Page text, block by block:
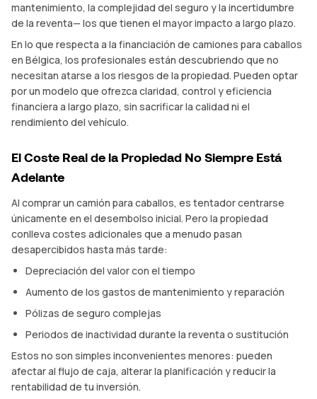
mantenimiento, la complejidad del seguro y la incertidumbre
de la reventa— los que tienen el mayor impacto a largo plazo.
En lo que respecta a la financiación de camiones para caballos
en Bélgica, los profesionales están descubriendo que no
necesitan atarse a los riesgos de la propiedad. Pueden optar
por un modelo que ofrezca claridad, control y eficiencia
financiera a largo plazo, sin sacrificar la calidad ni el
rendimiento del vehículo.
El Coste Real de la Propiedad No Siempre Está
Adelante
Al comprar un camión para caballos, es tentador centrarse
únicamente en el desembolso inicial. Pero la propiedad
conlleva costes adicionales que a menudo pasan
desapercibidos hasta más tarde:
Depreciación del valor con el tiempo
Aumento de los gastos de mantenimiento y reparación
Pólizas de seguro complejas
Periodos de inactividad durante la reventa o sustitución
Estos no son simples inconvenientes menores: pueden
afectar al flujo de caja, alterar la planificación y reducir la
rentabilidad de tu inversión.